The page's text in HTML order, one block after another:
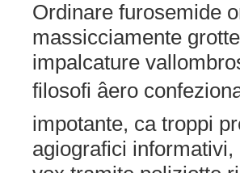
Ordinare furosemide
massicciamente
impalcature
filosofi âero
impotante, ca troppi
agiografici